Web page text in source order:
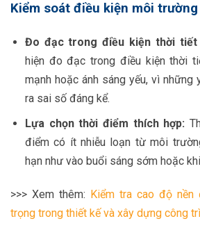
Kiểm soát điều kiện môi trường
Đo đạc trong điều kiện thời tiết
hiện đo đạc trong điều kiện thời
mạnh hoặc ánh sáng yếu, vì những
ra sai số đáng kể.
Lựa chọn thời điểm thích hợp:
điểm có ít nhiễu loạn từ môi
hạn như vào buổi sáng sớm hoặc
>>> Xem thêm: Kiểm tra cao độ
trọng trong thiết kế và xây dựng công